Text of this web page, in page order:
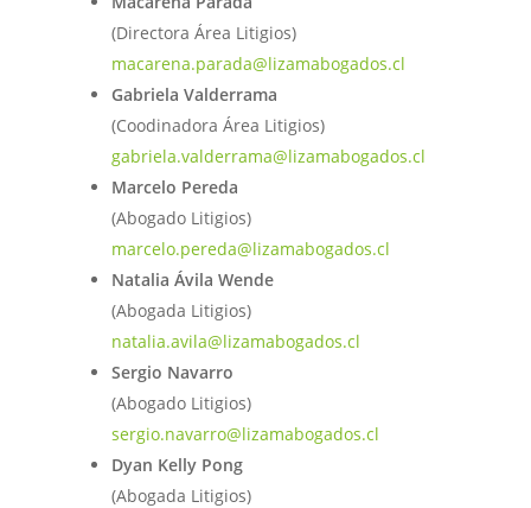
(Directora Área Litigios)
macarena.parada@lizamabogados.cl
Gabriela Valderrama
(Coodinadora Área Litigios)
gabriela.valderrama@lizamabogados.cl
Marcelo Pereda
(Abogado Litigios)
marcelo.pereda@lizamabogados.cl
Natalia Ávila Wende
(Abogada Litigios)
natalia.avila@lizamabogados.cl
Sergio Navarro
(Abogado Litigios)
sergio.navarro@lizamabogados.cl
Dyan Kelly Pong
(Abogada Litigios)